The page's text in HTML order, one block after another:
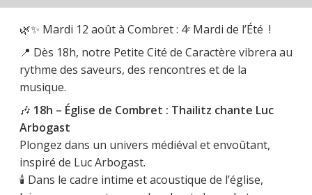
🌿✨ Mardi 12 août à Combret : 4ᵉ Mardi de l’Été !
📍 Dès 18h, notre Petite Cité de Caractère vibrera au
rythme des saveurs, des rencontres et de la
musique.
🎶 18h – Église de Combret : Thailitz chante Luc
Arbogast
Plongez dans un univers médiéval et envoûtant,
inspiré de Luc Arbogast.
🕯 Dans le cadre intime et acoustique de l’église,